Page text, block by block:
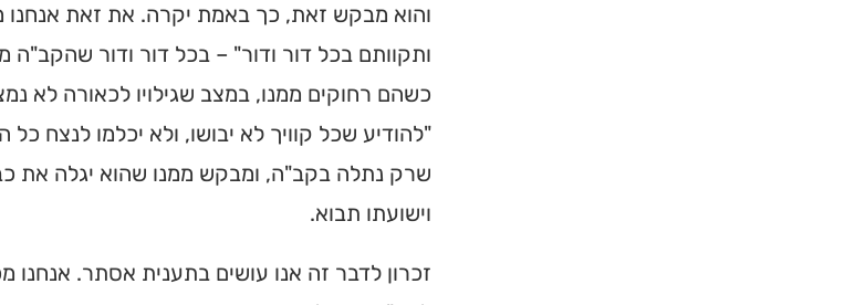
והוא מבקש זאת, כך באמת יקרה. את זאת אנחנו
ותקוותם בכל דור ודור" – בכל דור ודור
כשהם רחוקים ממנו, במצב שגילויו לכאורה לא
"להודיע שכל קוויך לא יבושו, ולא יכלמו לנצח
שרק נתלה בקב"ה, ומבקש ממנו שהוא יגלה את
וישועתו תבוא.
זכרון לדבר זה אנו עושים בתענית אסתר. אנחנו